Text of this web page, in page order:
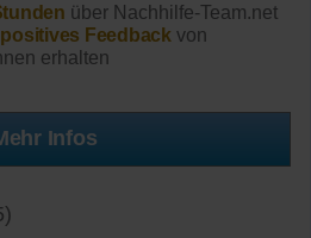
über Nachhilfe-Team.net
Feedbackvon
erhalten
Infos